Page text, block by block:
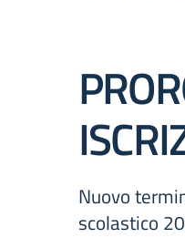
Nuovo
scolastico